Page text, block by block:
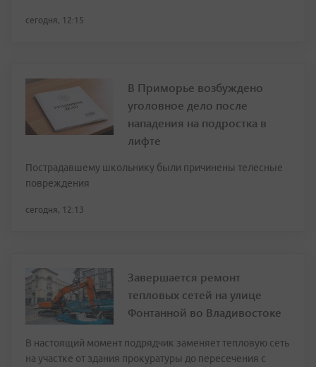
сегодня, 12:15
В Приморье возбуждено
уголовное дело после
нападения на подростка в
лифте
Пострадавшему школьнику были причинены телесные
повреждения
сегодня, 12:13
Завершается ремонт
тепловых сетей на улице
Фонтанной во Владивостоке
В настоящий момент подрядчик заменяет тепловую сеть
на участке от здания прокуратуры до пересечения с